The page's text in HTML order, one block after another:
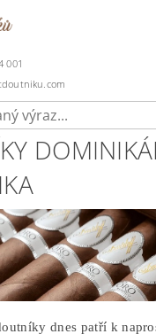
001
dnes patří k